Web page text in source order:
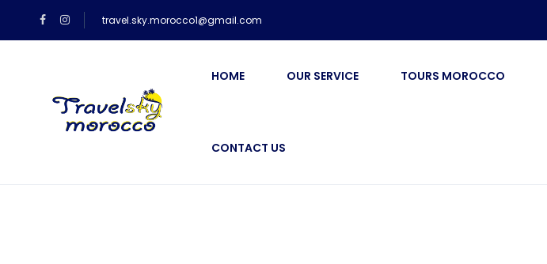
travel.sky.morocco1@gmail.com
HOME OUR SERVICE TOURS MOROCCO
CONTACT US